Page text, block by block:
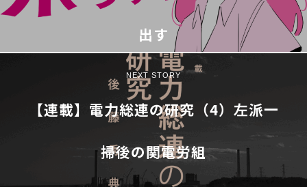
出す
NEXT STORY
【連載】電力総連の研究（4）左派一
掃後の関電労組